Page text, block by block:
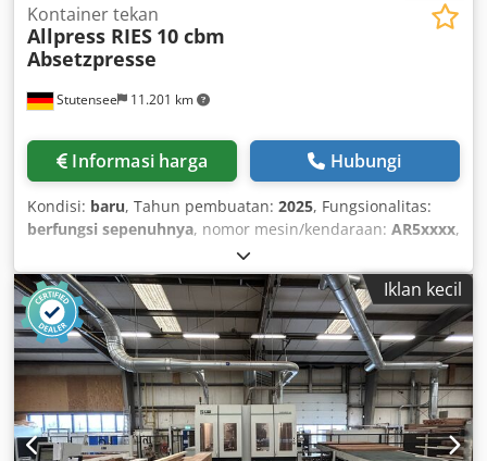
Stutensee 11.201 km
Kontainer tekan
Allpress RIES 10 cbm
Absetzpresse
Informasi harga Hubungi
Kondisi: baru, Tahun pembuatan: 2025, Fungsionalitas:
berfungsi sepenuhnya, nomor mesin/kendaraan: AR5xxxx,
, lebar total:
4.400 mm, tinggi total:2.500 mm, berat keseluruhan:
3.000 kg, panjang bukaan pengisian:1.360 mm , lebar
bukaan pengisian:1.660 mm, daya:5,5 kW (7,48 hp),
kontainer press hidrolik baru dengan pelindung
tumpahan, cocok untuk memadatkan limbah residu
dengan kadar kelembaban Dedsydlfxepfx Aptjkr
Iklan kecil